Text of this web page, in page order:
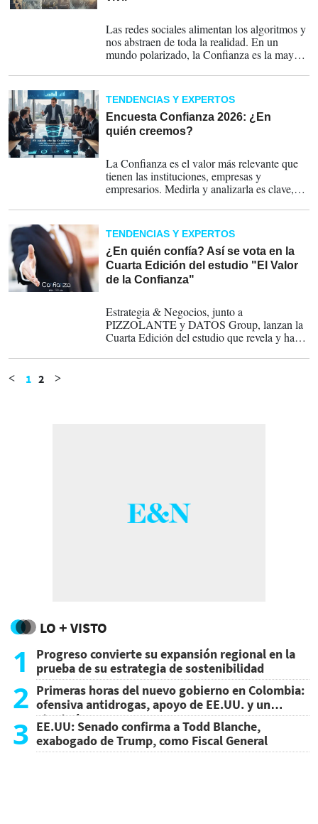
Las redes sociales alimentan los algoritmos y
nos abstraen de toda la realidad. En un
mundo polarizado, la Confianza es la mayor
empresas, marcas e instituciones. ¿En quién
confía y por qué? Eso queremos analizar en
lacuarta edición del estudio Confianza en
Centroamérica, de E&N, DATOS Group y
PIZZOLANTE.
TENDENCIAS Y EXPERTOS
Encuesta Confianza 2026: ¿En
quién creemos?
La Confianza es el valor más relevante que
tienen las instituciones, empresas y
empresarios. Medirla y analizarla es clave,
y se convierte en una variable estratégica
para sostener crecimiento, estabilidad y
liderazgo. Al contarnos en qué líderes,
empresas, marcas e instituciones confían en
su país, los votantes ayudan a visibilizar
quiénes están haciendo las cosas bien y qué
participado?Ingrese a este link.
TENDENCIAS Y EXPERTOS
¿En quién confía? Así se vota en la
Cuarta Edición del estudio "El Valor
de la Confianza"
Estrategia & Negocios, junto a
PIZZOLANTE y DATOS Group, lanzan la
Cuarta Edición del estudio que revela y hace
Centroamérica.Participe en la encuesta 2026
< 1 2 >
LO + VISTO
1
Progreso convierte su expansión regional en la
prueba de su estrategia de sostenibilidad
2 Primeras horas del nuevo gobierno en Colombia:
ofensiva antidrogas, apoyo de EE.UU. y un
atentado
3 EE.UU: Senado confirma a Todd Blanche,
exabogado de Trump, como Fiscal General